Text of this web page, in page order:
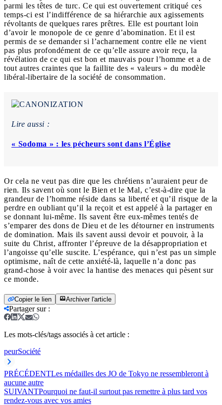
parmi les têtes de turc. Ce qui est ouvertement critiqué ces
temps-ci est l’indifférence de sa hiérarchie aux agissements
révoltants de quelques rares prêtres. Elle est pourtant loin
d’avoir le monopole de ce genre d’abomination. Et il est
permis de se demander si l’acharnement contre elle ne vient
pas plus profondément de ce qu’elle assure avoir reçu, la
révélation de ce qui est bon et mauvais pour l’homme et a de
tout autres craintes que la faillite des « valeurs » du modèle
libéral-libertaire de la société de consommation.
Lire aussi :
« Sodoma » : les pécheurs sont dans l’Église
Or cela ne veut pas dire que les chrétiens n’auraient peur de
rien. Ils savent où sont le Bien et le Mal, c’est-à-dire que la
grandeur de l’homme réside dans sa liberté et qu’il risque de la
perdre en oubliant qu’il la reçoit et est appelé à la partager en
se donnant lui-même. Ils savent être eux-mêmes tentés de
s’emparer des dons de Dieu et de les détourner en instruments
de domination. Mais ils savent aussi devoir et pouvoir, à la
suite du Christ, affronter l’épreuve de la désappropriation et
l’angoisse qu’elle suscite. L’espérance, qui n’est pas un simple
optimisme, naît de cette anxiété-là, laquelle n’a donc pas
grand-chose à voir avec la hantise des menaces qui pèsent sur
ce monde.
Copier le lien Archiver l'article
Partager sur:
Les mots-clés/tags associés à cet article :
peurSociété
PRÉCÉDENTLes médailles des JO de Tokyo ne ressembleront à
aucune autre
SUIVANTPourquoi ne faut-il surtout pas remettre à plus tard vos
rendez-vous avec vos amies